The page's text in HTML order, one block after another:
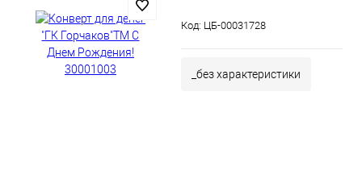
Код: ЦБ-00031728
_без характеристики